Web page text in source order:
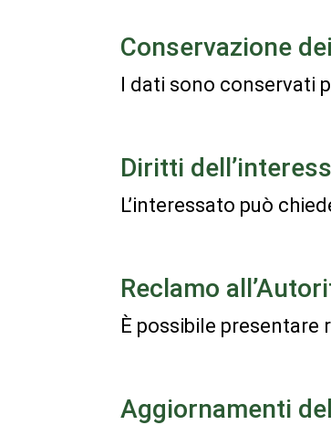
Conservazione
I dati sono conservati
Diritti
L’interessato può
Reclamo
È possibile presentare
Aggiornamenti